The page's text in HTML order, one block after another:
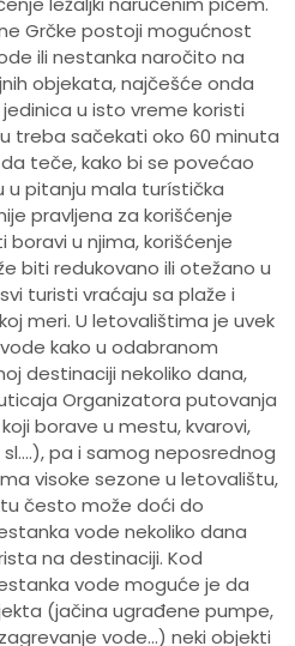
Grčke postoji mogućnost
ili nestanka naročito na
objekata, najčešće onda
u isto vreme koristi
treba sačekati oko 60 minuta
teče, kako bi se povećao
u pitanju mala turístička
pravljena za korišćenje
boravi u njima, korišćenje
biti redukovano ili otežano u
turisti vraćaju sa plaže i
meri. U letovalištima je uvek
kako u odabranom
destinaciji nekoliko dana,
Organizatora putovanja
borave u mestu, kvarovi,
pa i samog neposrednog
visoke sezone u letovalištu,
često može doći do
vode nekoliko dana
na destinaciji. Kod
vode moguće je da
(jačina ugrađene pumpe,
vode…) neki objekti